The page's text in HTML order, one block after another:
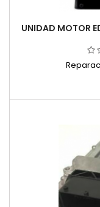
UNIDAD MOTOR